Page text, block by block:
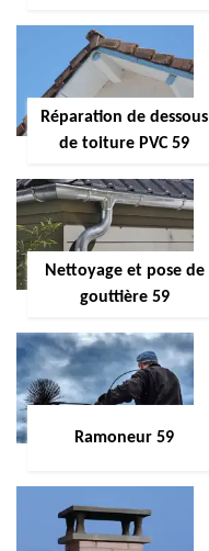
Réparation de dessous
de toiture PVC 59
Nettoyage et pose de
gouttière 59
Ramoneur 59